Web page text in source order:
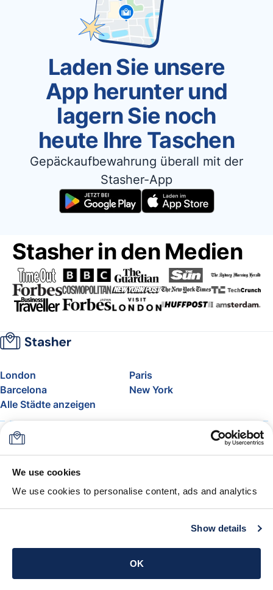
We use cookies
We use cookies to personalise content, ads and analytics
Show details
OK
Laden Sie unsere
App herunter und
lagern Sie noch
heute Ihre Taschen
Gepäckaufbewahrung überall mit der
Stasher-App
Stasher in den Medien
London
Paris
Barcelona
New York
Alle Städte anzeigen
Über uns
FAQ
Support
Blog
Freigepäck bei Airlines
Die Stasher-Garantie
AGB
App holen